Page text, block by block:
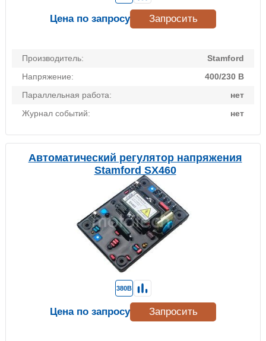
Производитель:
Stamford
Напряжение:
400/230 В
Параллельная работа:
нет
Журнал событий:
нет
Цена по запросу Запросить
Автоматический регулятор напряжения
Stamford SX460
380В
Цена по запросу Запросить